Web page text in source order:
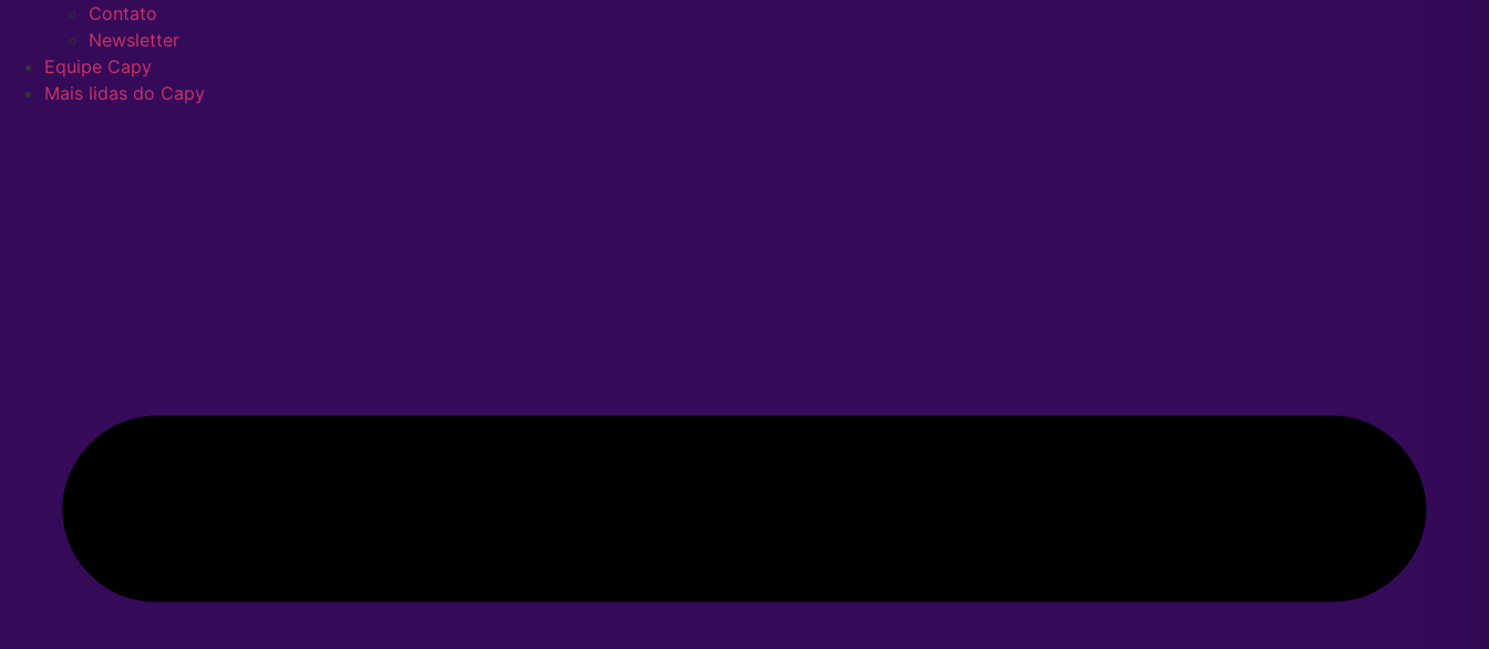
Contato
Newsletter
Equipe Capy
Mais lidas do Capy